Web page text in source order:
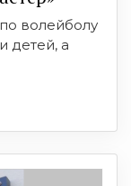
волейболу
детей, а